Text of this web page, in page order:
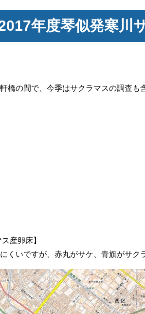
年度琴似発寒川
橋の間で、今季はサクラマスの調査も
産卵床】
くいですが、赤丸がサケ、青旗がサク